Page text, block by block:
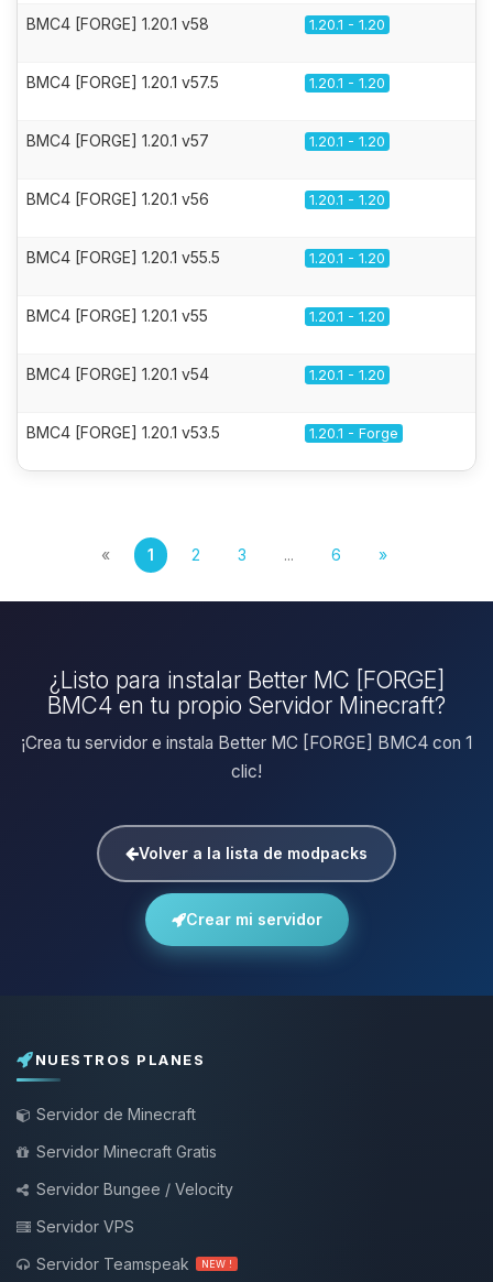
BMC4 [FORGE] 1.20.1 v58 1.20.1 - 1.20
BMC4 [FORGE] 1.20.1 v57.5 1.20.1 - 1.20
BMC4 [FORGE] 1.20.1 v57 1.20.1 - 1.20
BMC4 [FORGE] 1.20.1 v56 1.20.1 - 1.20
BMC4 [FORGE] 1.20.1 v55.5 1.20.1 - 1.20
BMC4 [FORGE] 1.20.1 v55 1.20.1 - 1.20
BMC4 [FORGE] 1.20.1 v54 1.20.1 - 1.20
BMC4 [FORGE] 1.20.1 v53.5 1.20.1 - Forge
« 1 2 3 ... 6 »
¿Listo para instalar Better MC [FORGE]
BMC4 en tu propio Servidor Minecraft?
¡Crea tu servidor e instala Better MC [FORGE] BMC4 con 1
clic!
Volver a la lista de modpacks
Crear mi servidor
NUESTROS PLANES
Servidor de Minecraft
Servidor Minecraft Gratis
Servidor Bungee / Velocity
Servidor VPS
Servidor Teamspeak
NEW !